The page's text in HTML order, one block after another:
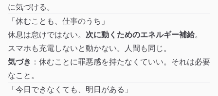
に気づける。
「休むことも、仕事のうち」
休息は怠けではない。 次に動くためのエネルギー補給。
スマホも充電しないと動かない。人間も同じ。
気づき ：休むことに罪悪感を持たなくていい。それは必要
なこと。
「今日できなくても、明日がある」